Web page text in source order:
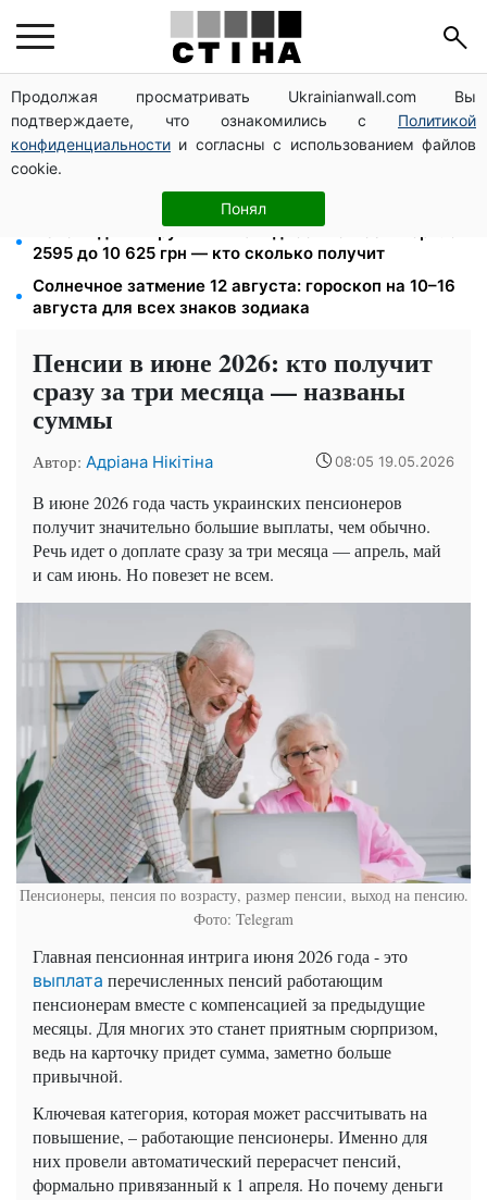
Продолжая просматривать Ukrainianwall.com Вы
подтверждаете, что ознакомились с Политикой
конфиденциальности и согласны с использованием файлов
cookie.
Понял
125 грн за куб воды: закон №4777 запустил двойное
подорожание тарифов в регионах
26 000 подписей — Зеленский поручил СНБО
лишать водителей прав за систематические
Пенсия для III группы инвалидности с 1 сентября: от
2595 до 10 625 грн — кто сколько получит
Солнечное затмение 12 августа: гороскоп на 10–16
августа для всех знаков зодиака
Пенсии в июне 2026: кто получит
сразу за три месяца — названы
суммы
Автор: Адріана Нікітіна 08:05 19.05.2026
В июне 2026 года часть украинских пенсионеров
получит значительно большие выплаты, чем обычно.
Речь идет о доплате сразу за три месяца — апрель, май
и сам июнь. Но повезет не всем.
Пенсионеры, пенсия по возрасту, размер пенсии, выход на пенсию.
Фото: Telegram
Главная пенсионная интрига июня 2026 года - это
выплата перечисленных пенсий работающим
пенсионерам вместе с компенсацией за предыдущие
месяцы. Для многих это станет приятным сюрпризом,
ведь на карточку придет сумма, заметно больше
привычной.
Ключевая категория, которая может рассчитывать на
повышение, – работающие пенсионеры. Именно для
них провели автоматический перерасчет пенсий,
формально привязанный к 1 апреля. Но почему деньги